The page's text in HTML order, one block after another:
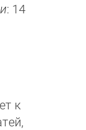
: 14
к